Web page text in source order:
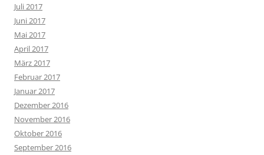
Juli 2017
Juni 2017
Mai 2017
April 2017
März 2017
Februar 2017
Januar 2017
Dezember 2016
November 2016
Oktober 2016
September 2016